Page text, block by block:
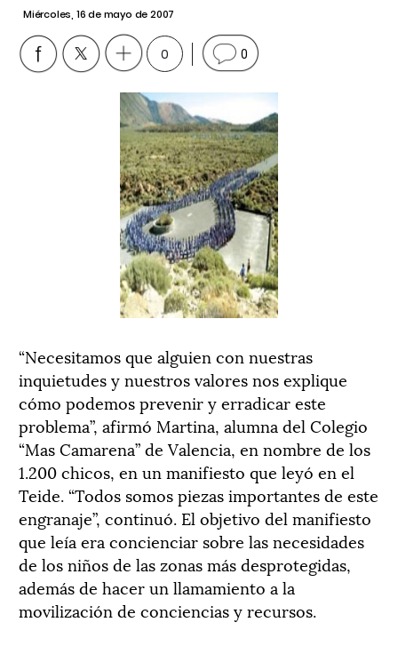
Miércoles, 16 de mayo de 2007
0 0
“Necesitamos que alguien con nuestras
inquietudes y nuestros valores nos explique
cómo podemos prevenir y erradicar este
problema”, afirmó Martina, alumna del Colegio
“Mas Camarena” de Valencia, en nombre de los
1.200 chicos, en un manifiesto que leyó en el
Teide. “Todos somos piezas importantes de este
engranaje”, continuó. El objetivo del manifiesto
que leía era concienciar sobre las necesidades
de los niños de las zonas más desprotegidas,
además de hacer un llamamiento a la
movilización de conciencias y recursos.